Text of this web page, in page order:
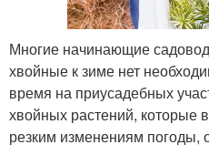
Многие начинающие
хвойные к зиме нет
время на приусадебных
хвойных растений, которые
резким изменениям погоды,